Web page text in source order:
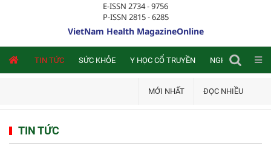
E-ISSN 2734 - 9756
P-ISSN 2815 - 6285
VietNam Health MagazineOnline
TIN TỨC SỨC KHỎE Y HỌC CỔ TRUYỀN NGHIÊN CỨU
MỚI NHẤT ĐỌC NHIỀU
TIN TỨC